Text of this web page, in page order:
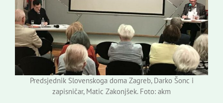
Predsjednik Slovenskoga doma Zagreb, Darko Šonc i
zapisničar, Matic Zakonjšek. Foto: akm